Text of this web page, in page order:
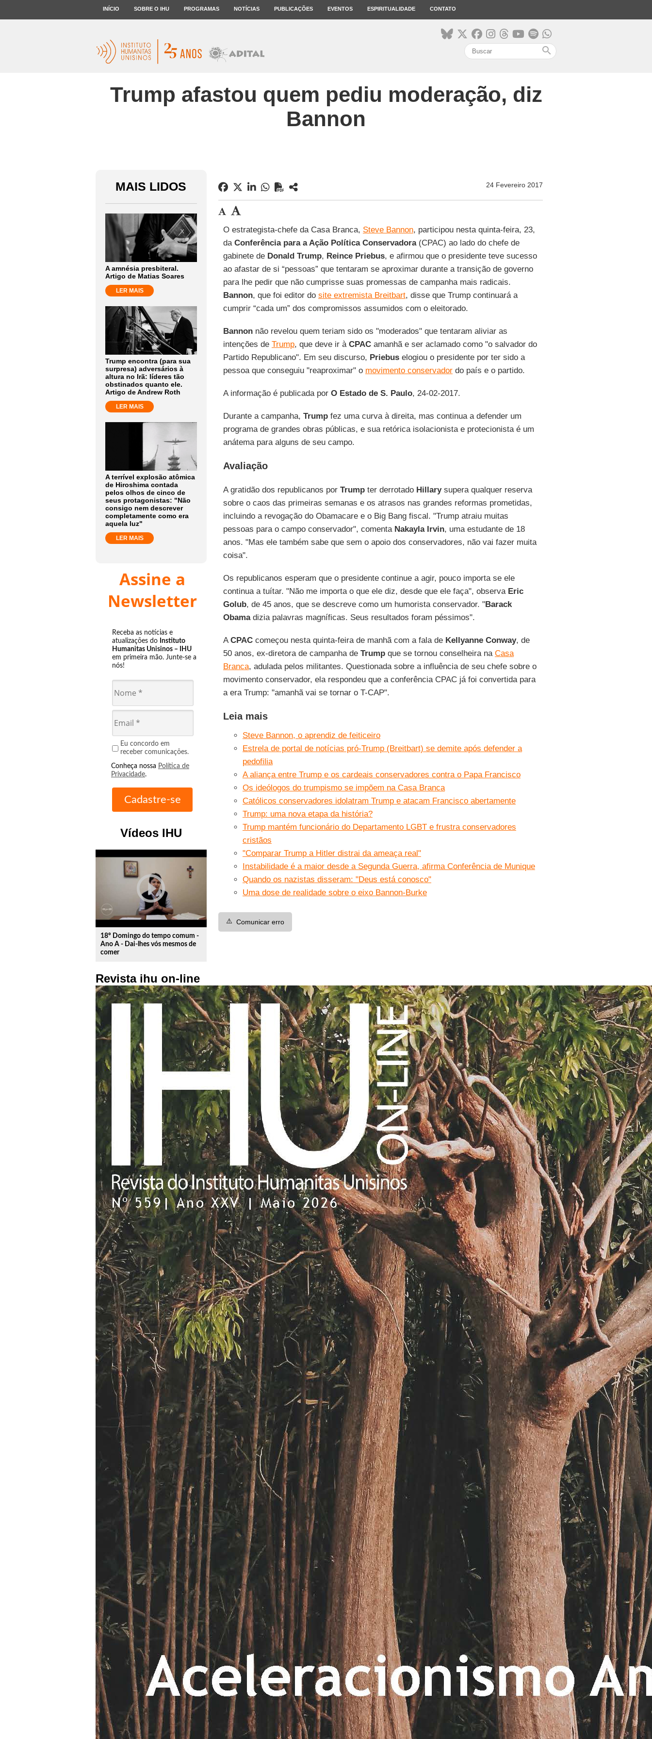
INÍCIO SOBRE O IHU PROGRAMAS NOTÍCIAS PUBLICAÇÕES EVENTOS ESPIRITUALIDADE CONTATO
search
Trump afastou quem pediu moderação, diz
Bannon
MAIS LIDOS
A amnésia presbiteral.
Artigo de Matias Soares
LER MAIS
Trump encontra (para sua
surpresa) adversários à
altura no Irã: líderes tão
obstinados quanto ele.
Artigo de Andrew Roth
LER MAIS
A terrível explosão atômica
de Hiroshima contada
pelos olhos de cinco de
seus protagonistas: "Não
consigo nem descrever
completamente como era
aquela luz"
LER MAIS
Assine a
Newsletter
Receba as notícias e
atualizações do Instituto
Humanitas Unisinos – IHU
em primeira mão. Junte-se a
nós!
Eu concordo em
receber comunicações.
Conheça nossa Política de
Privacidade.
Vídeos IHU
play_circle_outline
18º Domingo do tempo comum -
Ano A - Dai-lhes vós mesmos de
comer
Revista ihu on-line
24 Fevereiro 2017
O estrategista-chefe da Casa Branca, Steve Bannon, participou nesta quinta-feira, 23,
da Conferência para a Ação Política Conservadora(CPAC) ao lado do chefe de
gabinete de Donald Trump, Reince Priebus, e afirmou que o presidente teve sucesso
ao afastar de si “pessoas” que tentaram se aproximar durante a transição de governo
para lhe pedir que não cumprisse suas promessas de campanha mais radicais.
Bannon, que foi editor do site extremista Breitbart, disse que Trump continuará a
cumprir “cada um” dos compromissos assumidos com o eleitorado.
Bannonnão revelou quem teriam sido os "moderados" que tentaram aliviar as
intenções de Trump, que deve ir à CPACamanhã e ser aclamado como "o salvador do
Partido Republicano". Em seu discurso, Priebuselogiou o presidente por ter sido a
pessoa que conseguiu "reaproximar" o movimento conservadordo país e o partido.
A informação é publicada por O Estado de S. Paulo, 24-02-2017.
Durante a campanha, Trumpfez uma curva à direita, mas continua a defender um
programa de grandes obras públicas, e sua retórica isolacionista e protecionista é um
anátema para alguns de seu campo.
Avaliação
A gratidão dos republicanos por Trumpter derrotado Hillarysupera qualquer reserva
sobre o caos das primeiras semanas e os atrasos nas grandes reformas prometidas,
incluindo a revogação do Obamacare e o Big Bang fiscal. "Trump atraiu muitas
pessoas para o campo conservador", comenta Nakayla Irvin, uma estudante de 18
anos. "Mas ele também sabe que sem o apoio dos conservadores, não vai fazer muita
coisa".
Os republicanos esperam que o presidente continue a agir, pouco importa se ele
continua a tuítar. "Não me importa o que ele diz, desde que ele faça", observa Eric
Golub, de 45 anos, que se descreve como um humorista conservador. "Barack
Obamadizia palavras magníficas. Seus resultados foram péssimos".
ACPACcomeçou nesta quinta-feira de manhã com a fala de Kellyanne Conway, de
50 anos, ex-diretora de campanha de Trumpque se tornou conselheira na Casa
Branca, adulada pelos militantes. Questionada sobre a influência de seu chefe sobre o
movimento conservador, ela respondeu que a conferência CPAC já foi convertida para
a era Trump: "amanhã vai se tornar o T-CAP".
Leia mais
Steve Bannon, o aprendiz de feiticeiro
Estrela de portal de notícias pró-Trump (Breitbart) se demite após defender a
pedofilia
A aliança entre Trump e os cardeais conservadores contra o Papa Francisco
Os ideólogos do trumpismo se impõem na Casa Branca
Católicos conservadores idolatram Trump e atacam Francisco abertamente
Trump: uma nova etapa da história?
Trump mantém funcionário do Departamento LGBT e frustra conservadores
cristãos
"Comparar Trump a Hitler distrai da ameaça real"
Instabilidade é a maior desde a Segunda Guerra, afirma Conferência de Munique
Quando os nazistas disseram: "Deus está conosco"
Uma dose de realidade sobre o eixo Bannon-Burke
⚠️ Comunicar erro